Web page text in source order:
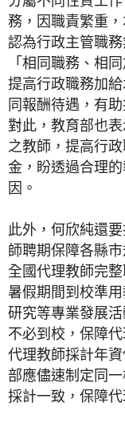
務，因職責繁重
認為行政主管職
「相同職務、相
提高行政職務加
同報酬待遇，有
對此，教育部也
之教師，提高行
金，盼透過合理
因。
此外，何欣純還
師聘期保障各縣
全國代理教師完
暑假期間到校準
研究等專業發展
不必到校，保障
代理教師採計年
部應儘速制定同
採計一致，保障